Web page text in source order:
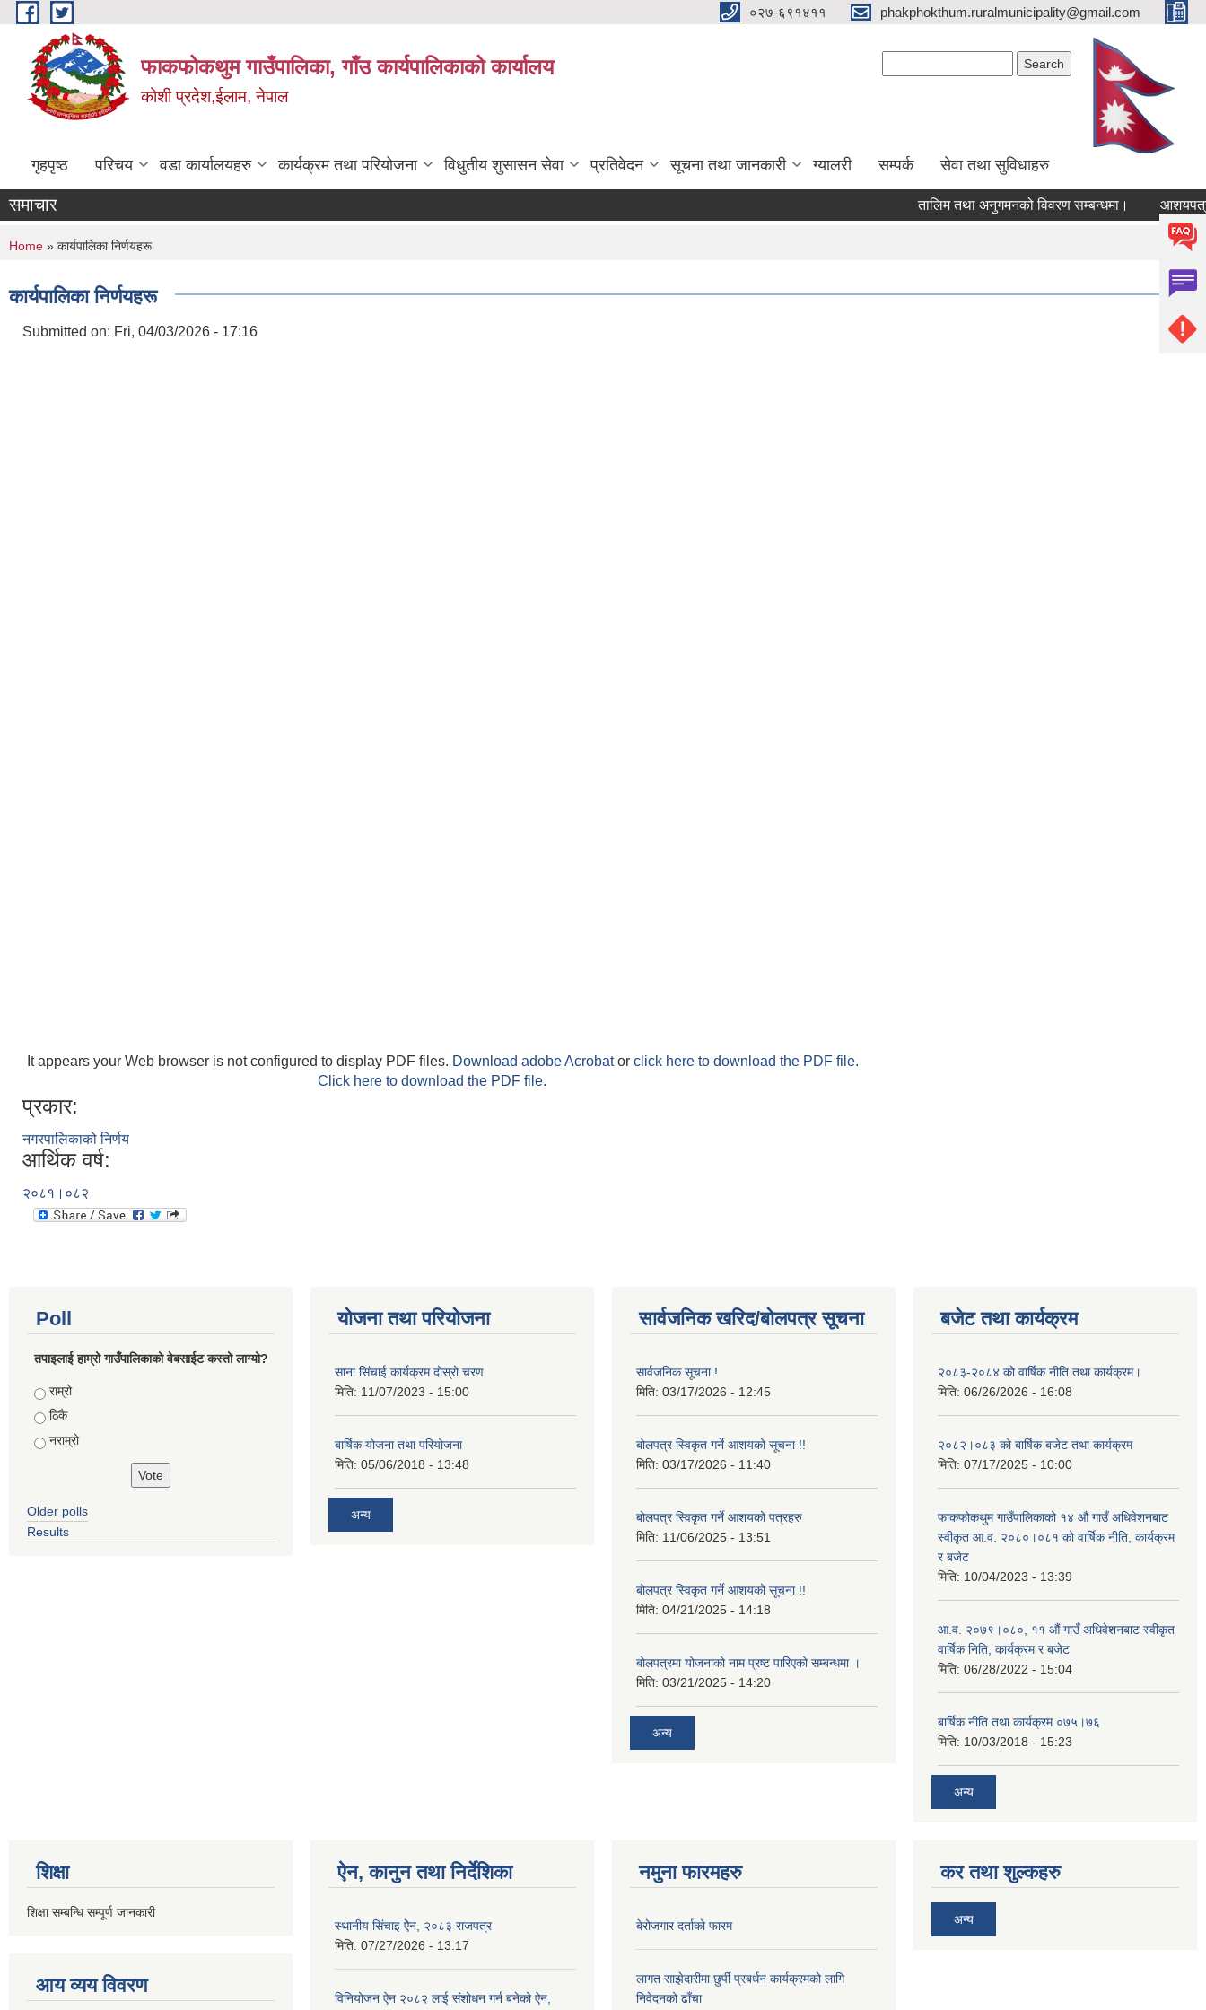
Skip to main content ०२७-६९१४११ phakphokthum.ruralmunicipality@gmail.com
फाकफोकथुम गाउँपालिका, गाँउ कार्यपालिकाको कार्यालय
कोशी प्रदेश,ईलाम, नेपाल
गृहपृष्ठ परिचय वडा कार्यालयहरु कार्यक्रम तथा परियोजना विधुतीय शुसासन सेवा प्रतिवेदन सूचना तथा जानकारी ग्यालरी सम्पर्क सेवा तथा सुविधाहरु
समाचार तालिम तथा अनुगमनको विवरण सम्बन्धमा। आशयपत्र
You are here
Home » कार्यपालिका निर्णयहरू
कार्यपालिका निर्णयहरू
Submitted on: Fri, 04/03/2026 - 17:16
It appears your Web browser is not configured to display PDF files. Download adobe Acrobator click here to download the PDF file.
Click here to download the PDF file.
प्रकार:
नगरपालिकाको निर्णय
आर्थिक वर्ष:
२०८१।०८२
Poll
तपाइलाई हाम्रो गाउँपालिकाको वेबसाईट कस्तो लाग्यो?
Choices
राम्रो
ठिकै
नराम्रो
Older polls
Results
योजना तथा परियोजना
साना सिंचाई कार्यक्रम दोस्रो चरण
मिति: 11/07/2023 - 15:00
बार्षिक योजना तथा परियोजना
मिति: 05/06/2018 - 13:48
अन्य
सार्वजनिक खरिद/बोलपत्र सूचना
सार्वजनिक सूचना !
मिति: 03/17/2026 - 12:45
बोलपत्र स्विकृत गर्ने आशयको सूचना !!
मिति: 03/17/2026 - 11:40
बोलपत्र स्विकृत गर्ने आशयको पत्रहरु
मिति: 11/06/2025 - 13:51
बोलपत्र स्विकृत गर्ने आशयको सूचना !!
मिति: 04/21/2025 - 14:18
बोलपत्रमा योजनाको नाम प्रष्ट पारिएको सम्बन्धमा ।
मिति: 03/21/2025 - 14:20
अन्य
बजेट तथा कार्यक्रम
२०८३-२०८४ को वार्षिक नीति तथा कार्यक्रम।
मिति: 06/26/2026 - 16:08
२०८२।०८३ को बार्षिक बजेट तथा कार्यक्रम
मिति: 07/17/2025 - 10:00
फाकफोकथुम गाउँपालिकाको १४ औ गाउँ अधिवेशनबाट
स्वीकृत आ.व. २०८०।०८१ को वार्षिक नीति, कार्यक्रम
र बजेट
मिति: 10/04/2023 - 13:39
आ.व. २०७९।०८०, ११ औं गाउँ अधिवेशनबाट स्वीकृत
वार्षिक निति, कार्यक्रम र बजेट
मिति: 06/28/2022 - 15:04
बार्षिक नीति तथा कार्यक्रम ०७५।७६
मिति: 10/03/2018 - 15:23
अन्य
शिक्षा
शिक्षा सम्बन्धि सम्पूर्ण जानकारी
आय व्यय विवरण
ऐन, कानुन तथा निर्देशिका
स्थानीय सिंचाइ ऐेन, २०८३ राजपत्र
मिति: 07/27/2026 - 13:17
विनियोजन ऐन २०८२ लाई संशोधन गर्न बनेको ऐन,
नमुना फारमहरु
बेरोजगार दर्ताको फारम
लागत साझेदारीमा छुर्पी प्रबर्धन कार्यक्रमको लागि
निवेदनको ढाँचा
कर तथा शुल्कहरु
अन्य